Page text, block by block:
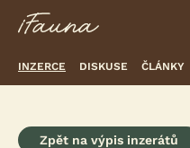
INZERCE DISKUSE ČLÁNKY
Zpět na výpis inzerátů